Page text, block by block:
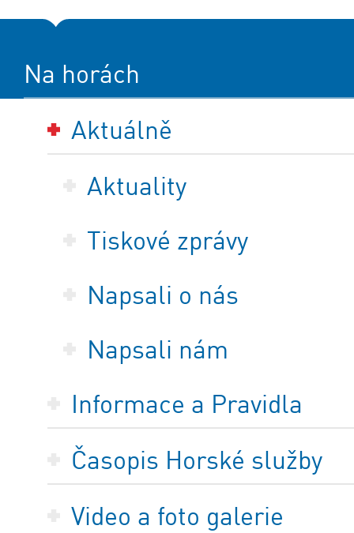
Na horách
Aktuálně
Aktuality
Tiskové zprávy
Napsali o nás
Napsali nám
Informace a Pravidla
Časopis Horské služby
Video a foto galerie